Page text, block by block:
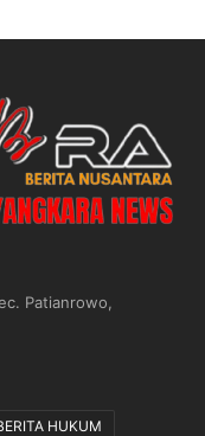
Patianrowo,
HUKUM